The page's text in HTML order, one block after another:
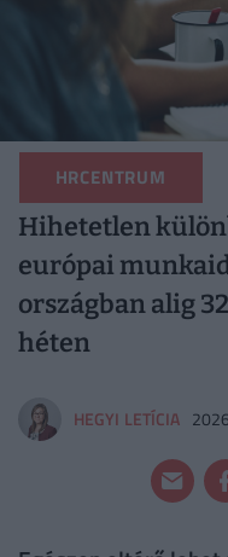
HRCENTRUM
Hihetetlen
európai
országban alig
héten
HEGYI LETÍCIA